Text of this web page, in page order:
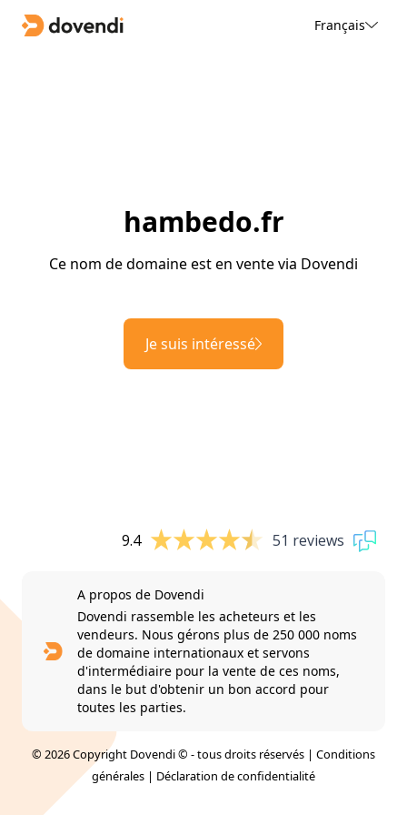
Français
hambedo.fr
Ce nom de domaine est en vente via Dovendi
Je suis intéressé
9.4 51 reviews
A propos de Dovendi
Dovendi rassemble les acheteurs et les
vendeurs. Nous gérons plus de 250 000 noms
de domaine internationaux et servons
d'intermédiaire pour la vente de ces noms,
dans le but d'obtenir un bon accord pour
toutes les parties.
© 2026 Copyright Dovendi © - tous droits réservés | Conditions
générales | Déclaration de confidentialité